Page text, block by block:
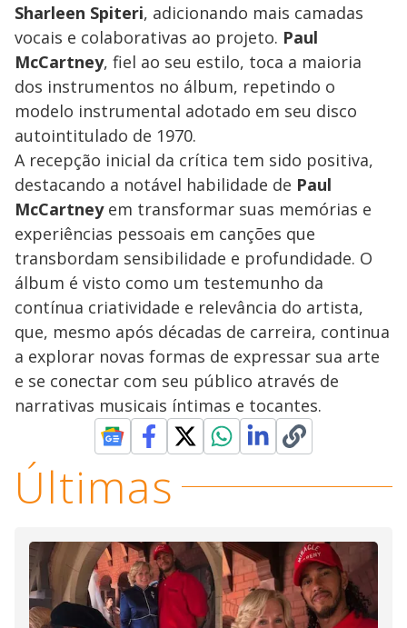
Sharleen Spiteri, adicionando mais camadas
vocais e colaborativas ao projeto. Paul
McCartney, fiel ao seu estilo, toca a maioria
dos instrumentos no álbum, repetindo o
modelo instrumental adotado em seu disco
autointitulado de 1970.
A recepção inicial da crítica tem sido positiva,
destacando a notável habilidade de Paul
McCartneyem transformar suas memórias e
experiências pessoais em canções que
transbordam sensibilidade e profundidade. O
álbum é visto como um testemunho da
contínua criatividade e relevância do artista,
que, mesmo após décadas de carreira, continua
a explorar novas formas de expressar sua arte
e se conectar com seu público através de
narrativas musicais íntimas e tocantes.
Últimas